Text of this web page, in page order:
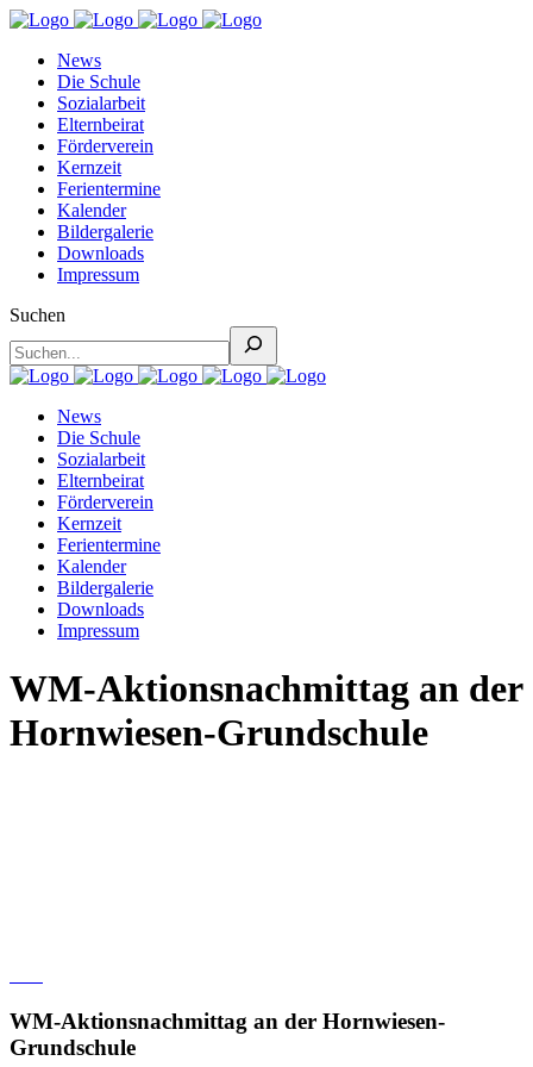
News
Die Schule
Sozialarbeit
Elternbeirat
Förderverein
Kernzeit
Ferientermine
Kalender
Bildergalerie
Downloads
Impressum
Suchen
News
Die Schule
Sozialarbeit
Elternbeirat
Förderverein
Kernzeit
Ferientermine
Kalender
Bildergalerie
Downloads
Impressum
WM-Aktionsnachmittag an der
Hornwiesen-Grundschule
WM-Aktionsnachmittag an der Hornwiesen-
Grundschule